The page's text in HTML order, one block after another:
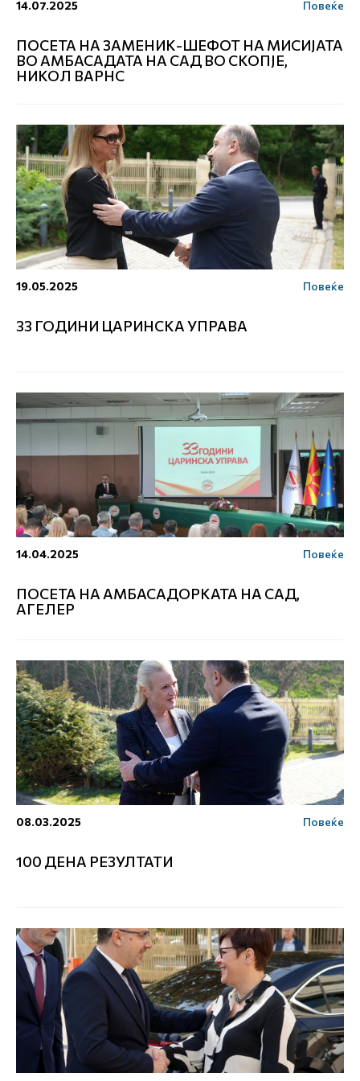
14.07.2025 Повеќе
ПОСЕТА НА ЗАМЕНИК-ШЕФОТ НА МИСИЈАТА
ВО АМБАСАДАТА НА САД ВО СКОПЈЕ,
НИКОЛ ВАРНС
19.05.2025 Повеќе
33 ГОДИНИ ЦАРИНСКА УПРАВА
14.04.2025 Повеќе
ПОСЕТА НА АМБАСАДОРКАТА НА САД,
АГЕЛЕР
08.03.2025 Повеќе
100 ДЕНА РЕЗУЛТАТИ